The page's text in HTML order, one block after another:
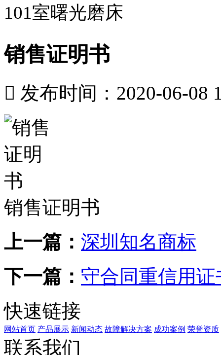
101室曙光磨床
销售证明书
 发布时间：2020-06-08
销售证明书
上一篇： 深圳知名商标
下一篇： 守合同重信用证
快速链接
网站首页 产品展示 新闻动态 故障解决方案 成功案例 荣誉资质
联系我们